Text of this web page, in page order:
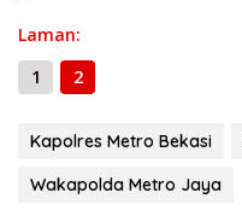
Laman:
1
2
Kapolres Metro Bekasi
Wakapolda Metro Jaya